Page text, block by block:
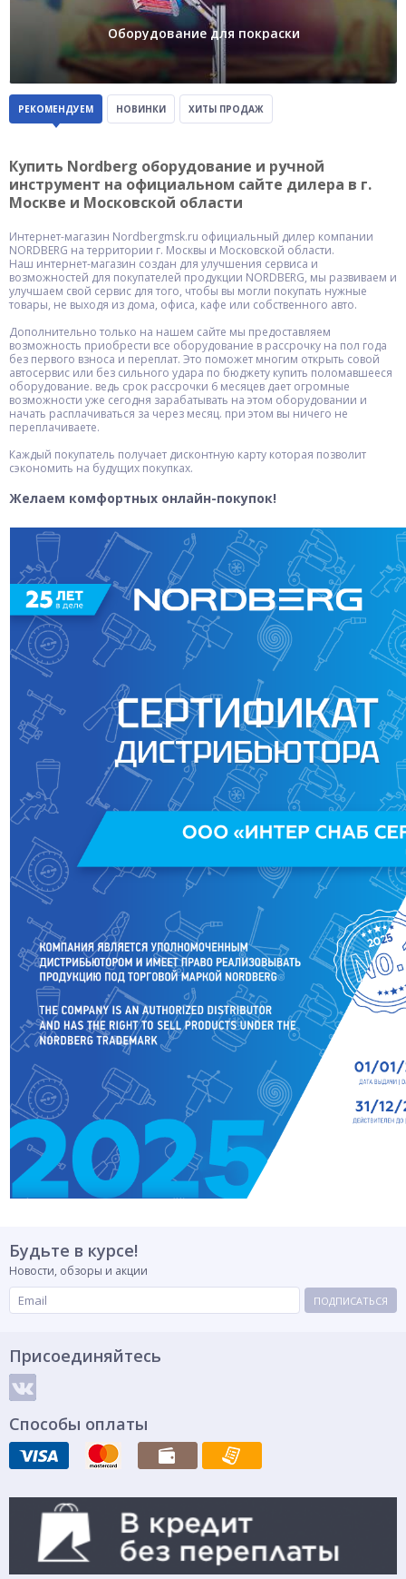
Оборудование для покраски
РЕКОМЕНДУЕМ НОВИНКИ ХИТЫ ПРОДАЖ
Купить Nordberg оборудование и ручной
инструмент на официальном сайте дилера в г.
Москве и Московской области
Интернет-магазин Nordbergmsk.ru официальный дилер компании
NORDBERG на территории г. Москвы и Московской области.
Наш интернет-магазин создан для улучшения сервиса и
возможностей для покупателей продукции NORDBERG, мы развиваем и
улучшаем свой сервис для того, чтобы вы могли покупать нужные
товары, не выходя из дома, офиса, кафе или собственного авто.
Дополнительно только на нашем сайте мы предоставляем
возможность приобрести все оборудование в рассрочку на пол года
без первого взноса и переплат. Это поможет многим открыть совой
автосервис или без сильного удара по бюджету купить поломавшееся
оборудование. ведь срок рассрочки 6 месяцев дает огромные
возможности уже сегодня зарабатывать на этом оборудовании и
начать расплачиваться за через месяц. при этом вы ничего не
переплачиваете.
Каждый покупатель получает дисконтную карту которая позволит
сэкономить на будущих покупках.
Желаем комфортных онлайн-покупок!
Будьте в курсе!
Новости, обзоры и акции
ПОДПИСАТЬСЯ
Присоединяйтесь
Способы оплаты